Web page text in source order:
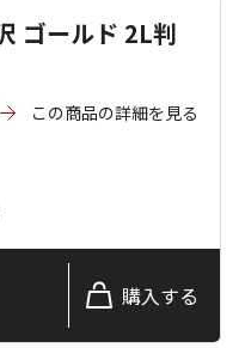
ゴールド 2L判
この商品の詳細を見る
購入する